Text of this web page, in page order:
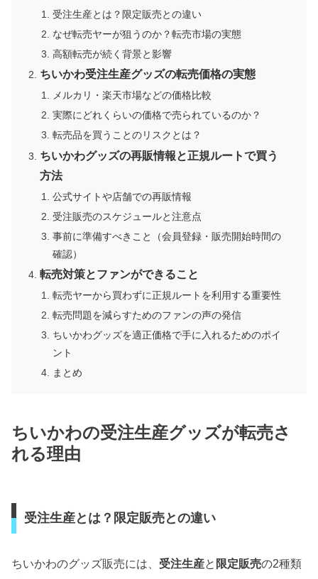
受注生産とは？限定販売との違い
なぜ転売ヤーが狙うのか？転売市場の実態
高額転売が続く背景と影響
ちいかわ受注生産グッズの転売価格の実態
メルカリ・楽天市場などの価格比較
実際にどれくらいの価格で売られているのか？
転売品を買うことのリスクとは？
ちいかわグッズの再販情報と正規ルートで買う
方法
公式サイトや店舗での再販情報
受注販売のスケジュールと注意点
事前に準備すべきこと（会員登録・販売開始時間の
確認）
転売対策とファンができること
転売ヤーから買わずに正規ルートを利用する重要性
転売問題を減らすためのファンの声の発信
ちいかわグッズを適正価格で手に入れるためのポイ
ント
まとめ
ちいかわの受注生産グッズが転売さ
れる理由
受注生産とは？限定販売との違い
ちいかわのグッズ販売には、 受注生産と 限定販売の2種類